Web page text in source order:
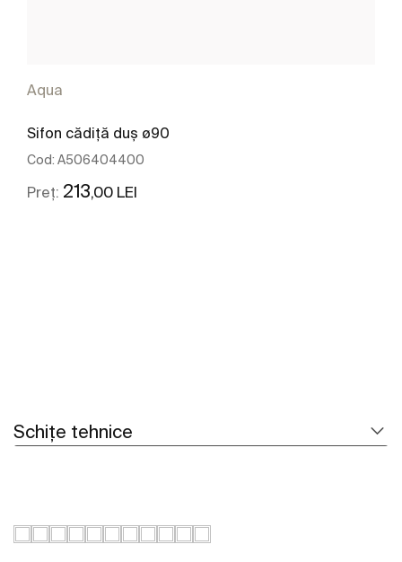
Aqua
Sifon cădiță duș ø90
Cod: A506404400
Preț: 213,00 LEI
Schițe tehnice